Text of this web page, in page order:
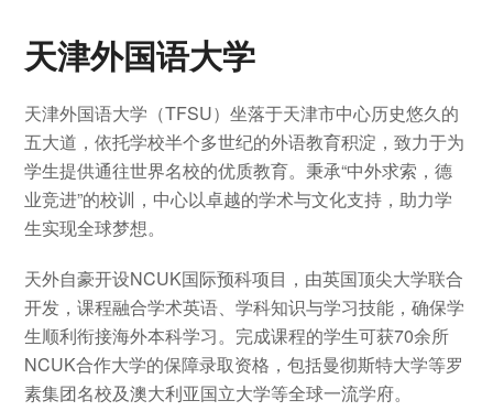
天津外国语大学
天津外国语大学（TFSU）坐落于天津市中心历史悠久的
五大道，依托学校半个多世纪的外语教育积淀，致力于为
学生提供通往世界名校的优质教育。秉承“中外求索，德
业竞进”的校训，中心以卓越的学术与文化支持，助力学
生实现全球梦想。
天外自豪开设NCUK国际预科项目，由英国顶尖大学联合
开发，课程融合学术英语、学科知识与学习技能，确保学
生顺利衔接海外本科学习。完成课程的学生可获70余所
NCUK合作大学的保障录取资格，包括曼彻斯特大学等罗
素集团名校及澳大利亚国立大学等全球一流学府。